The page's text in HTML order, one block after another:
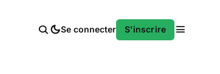
Se connecter S'inscrire